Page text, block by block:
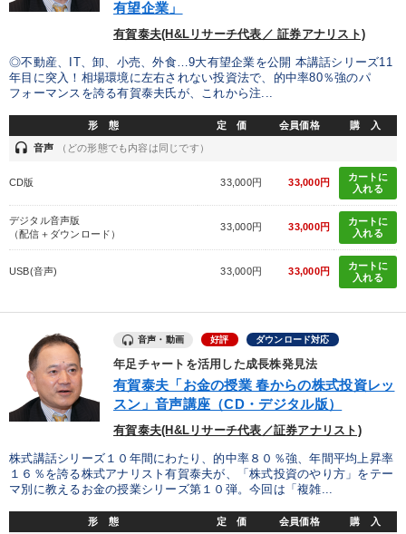
有望企業」
有賀泰夫(H&Lリサーチ代表／ 証券アナリスト)
◎不動産、IT、卸、小売、外食…9大有望企業を公開 本講話シリーズ11
年目に突入！相場環境に左右されない投資法で、的中率80％強のパ
フォーマンスを誇る有賀泰夫氏が、これから注...
形 態 定 価 会員価格 購 入
headset 音声 （どの形態でも内容は同じです）
CD版 33,000円 33,000円
カートに
入れる
デジタル音声版
（配信＋ダウンロード）
33,000円 33,000円
カートに
入れる
USB(音声) 33,000円 33,000円
カートに
入れる
音声・動画 好評 ダウンロード対応
年足チャートを活用した成長株発見法
有賀泰夫「お金の授業 春からの株式投資レッ
スン」音声講座（CD・デジタル版）
有賀泰夫(H&Lリサーチ代表／証券アナリスト)
株式講話シリーズ１０年間にわたり、的中率８０％強、年間平均上昇率
１６％を誇る株式アナリスト有賀泰夫が、「株式投資のやり方」をテー
マ別に教えるお金の授業シリーズ第１０弾。今回は「複雑...
形 態 定 価 会員価格 購 入